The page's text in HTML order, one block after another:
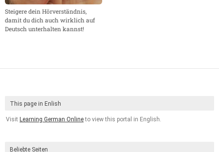
Steigere dein Hörverständnis,
damit du dich auch wirklich auf
Deutsch unterhalten kannst!
This page in Enlish
Visit Learning German Onlineto view this portal in English.
Beliebte Seiten